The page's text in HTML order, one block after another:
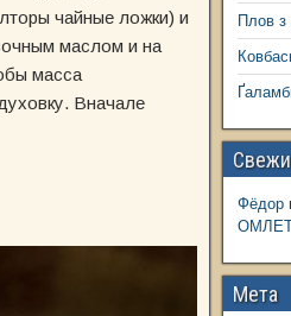
чайные ложки) и
маслом и на
масса
Вначале
Плов з
Фёдор
Мета